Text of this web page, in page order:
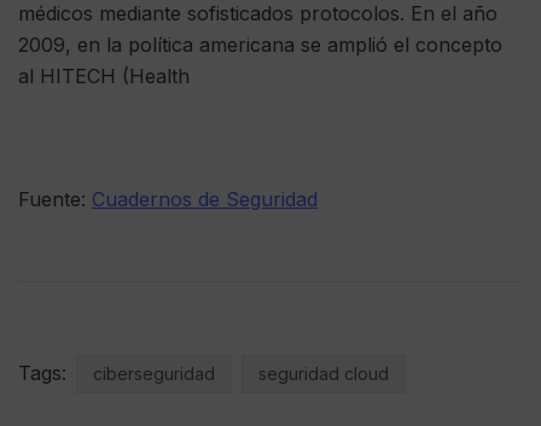
médicos mediante sofisticados protocolos. En el año
2009, en la política americana se amplió el concepto
al HITECH (Health
Fuente: Cuadernos de Seguridad
Tags: ciberseguridad seguridad cloud